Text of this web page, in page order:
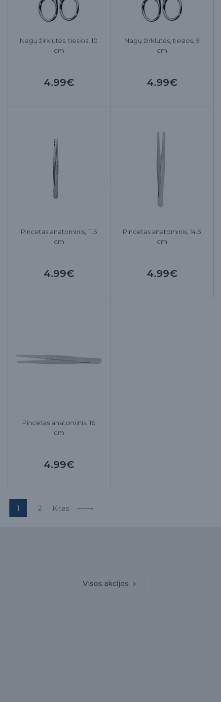
Nagų žirklutės, tiesios, 10
cm
4.99€
Nagų žirklutės, tiesios, 9
cm
4.99€
Pincetas anatominis, 11.5
cm
4.99€
Pincetas anatominis, 14.5
cm
4.99€
Pincetas anatominis, 16
cm
4.99€
1 2 Kitas
Visos akcijos